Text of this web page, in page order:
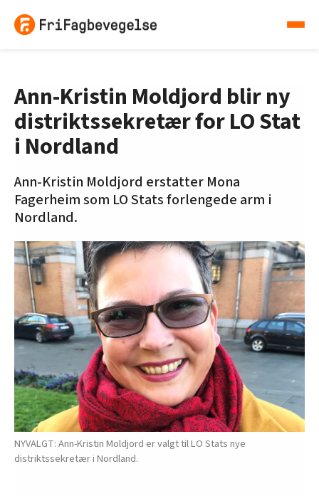
Ann-Kristin Moldjord blir ny
distriktssekretær for LO Stat
i Nordland
Ann-Kristin Moldjord erstatter Mona
Fagerheim som LO Stats forlengede arm i
Nordland.
NYVALGT: Ann-Kristin Moldjord er valgt til LO Stats nye
distriktssekretær i Nordland.